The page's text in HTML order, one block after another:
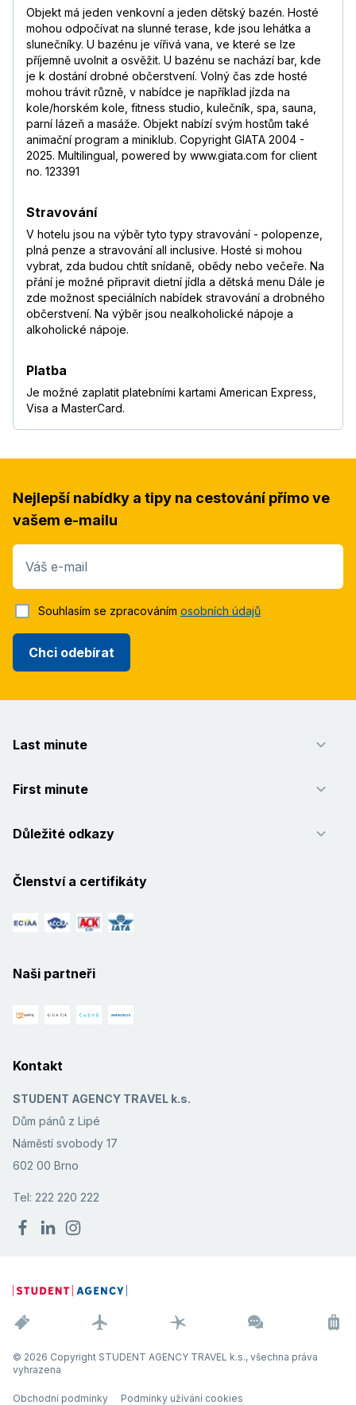
Objekt má jeden venkovní a jeden dětský bazén. Hosté
mohou odpočívat na slunné terase, kde jsou lehátka a
slunečníky. U bazénu je vířivá vana, ve které se lze
příjemně uvolnit a osvěžit. U bazénu se nachází bar, kde
je k dostání drobné občerstvení. Volný čas zde hosté
mohou trávit různě, v nabídce je například jízda na
kole/horském kole, fitness studio, kulečník, spa, sauna,
parní lázeň a masáže. Objekt nabízí svým hostům také
animační program a miniklub. Copyright GIATA 2004 -
2025. Multilingual, powered by www.giata.com for client
no. 123391
Stravování
V hotelu jsou na výběr tyto typy stravování - polopenze,
plná penze a stravování all inclusive. Hosté si mohou
vybrat, zda budou chtít snídaně, obědy nebo večeře. Na
přání je možné připravit dietní jídla a dětská menu Dále je
zde možnost speciálních nabídek stravování a drobného
občerstvení. Na výběr jsou nealkoholické nápoje a
alkoholické nápoje.
Platba
Je možné zaplatit platebními kartami American Express,
Visa a MasterCard.
Nejlepší nabídky a tipy na cestování přímo ve
vašem e-mailu
Váš e-mail
Chci odebírat
Souhlasím se zpracováním osobních údajů
Last minute
First minute
Důležité odkazy
Členství a certifikáty
Naši partneři
Kontakt
STUDENT AGENCY TRAVEL k.s.
Dům pánů z Lipé
Náměstí svobody 17
602 00 Brno
Tel: 222 220 222
© 2026 Copyright STUDENT AGENCY TRAVEL k.s., všechna práva
vyhrazena
Obchodní podmínky Podmínky užívání cookies